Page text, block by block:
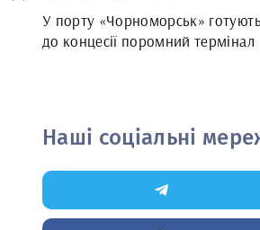
У порту «Чорноморськ» готують
до концесії поромний термінал
Наші соціальні